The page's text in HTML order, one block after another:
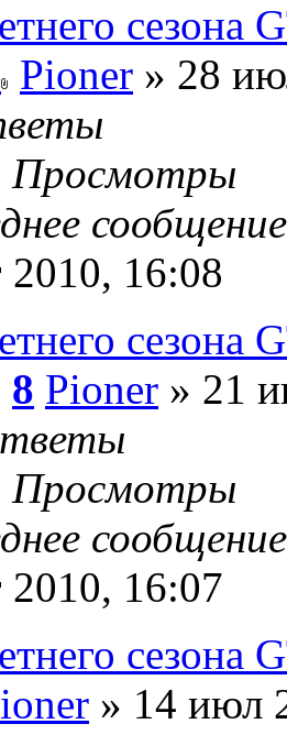
сезона
Pioner » 28
Просмотры
2010, 16:08
сезона
8 Pioner » 21
Просмотры
2010, 16:07
сезона
» 14 июл